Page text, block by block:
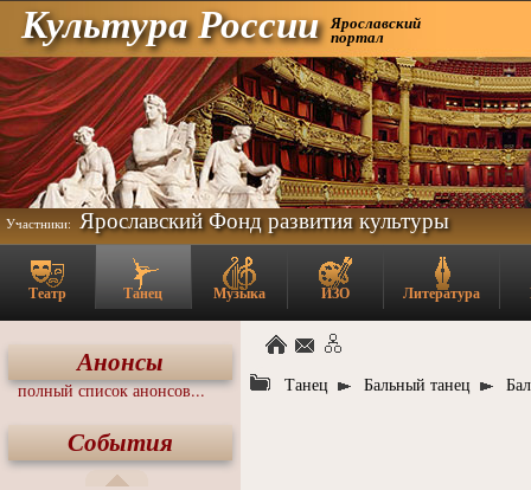
Культура России Ярославский
портал
Участники: Ярославский Фонд развития культуры
Театр Танец Музыка ИЗО Литература
Анонсы
полный список анонсов...
События
Танец Бальный танец